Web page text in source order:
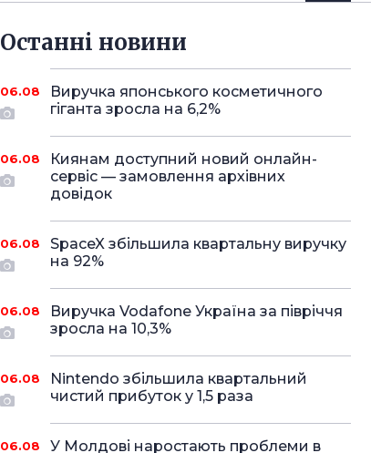
Останнi новини
06.08
Виручка японського косметичного
гіганта зросла на 6,2%
06.08
Киянам доступний новий онлайн-
сервіс — замовлення архівних
довідок
06.08
SpaceX збільшила квартальну виручку
на 92%
06.08
Виручка Vodafone Україна за півріччя
зросла на 10,3%
06.08
Nintendo збільшила квартальний
чистий прибуток у 1,5 раза
06.08
У Молдові наростають проблеми в